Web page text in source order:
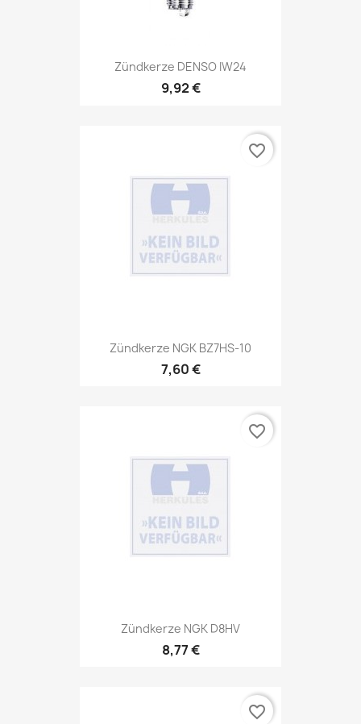
Zündkerze DENSO IW24
9,92 €
Zündkerze NGK BZ7HS-10
7,60 €
favorite_border
Zündkerze NGK D8HV
8,77 €
favorite_border
favorite_border